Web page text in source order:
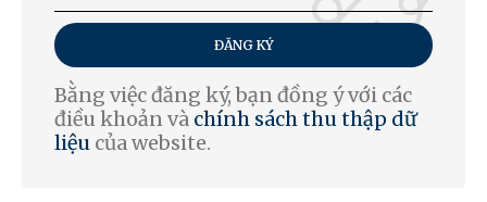
ĐĂNG KÝ
Bằng việc đăng ký, bạn đồng ý với các
điều khoản và chính sách thu thập dữ
liệu của website.